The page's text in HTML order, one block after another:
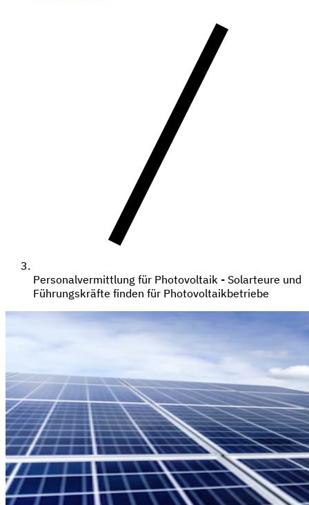
Personalvermittlung für Photovoltaik - Solarteure und
Führungskräfte finden für Photovoltaikbetriebe